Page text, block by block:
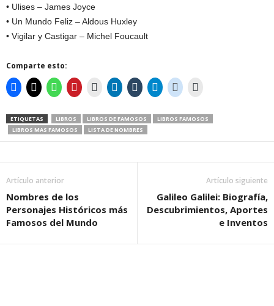
• Ulises – James Joyce
• Un Mundo Feliz – Aldous Huxley
• Vigilar y Castigar – Michel Foucault
Comparte esto:
ETIQUETAS LIBROS LIBROS DE FAMOSOS
LIBROS FAMOSOS
LIBROS MAS FAMOSOS
LISTA DE NOMBRES
Artículo anterior
Nombres de los
Personajes Históricos más
Famosos del Mundo
Artículo siguiente
Galileo Galilei: Biografía,
Descubrimientos, Aportes
e Inventos